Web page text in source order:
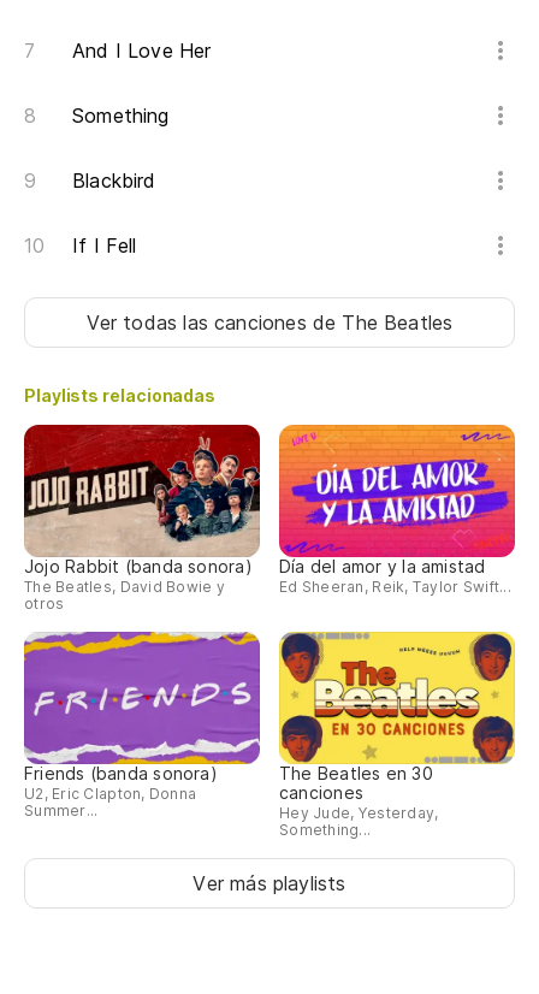
And I Love Her
Something
Blackbird
If I Fell
Ver todas las canciones de The Beatles
Playlists relacionadas
Jojo Rabbit (banda sonora)
The Beatles, David Bowie y
otros
Día del amor y la amistad
Ed Sheeran, Reik, Taylor Swift...
Friends (banda sonora)
U2, Eric Clapton, Donna
Summer...
The Beatles en 30
canciones
Hey Jude, Yesterday,
Something...
Ver más playlists